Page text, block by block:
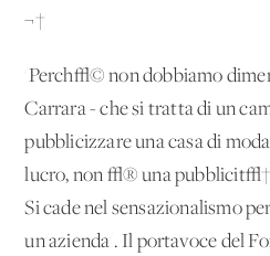
¬†
'Perch√© non dobbiamo
Carrara - che si tratta di un
pubblicizzare una casa di
lucro, non √® una
Si cade nel sensazionalismo
un'azienda'. Il portavoce del